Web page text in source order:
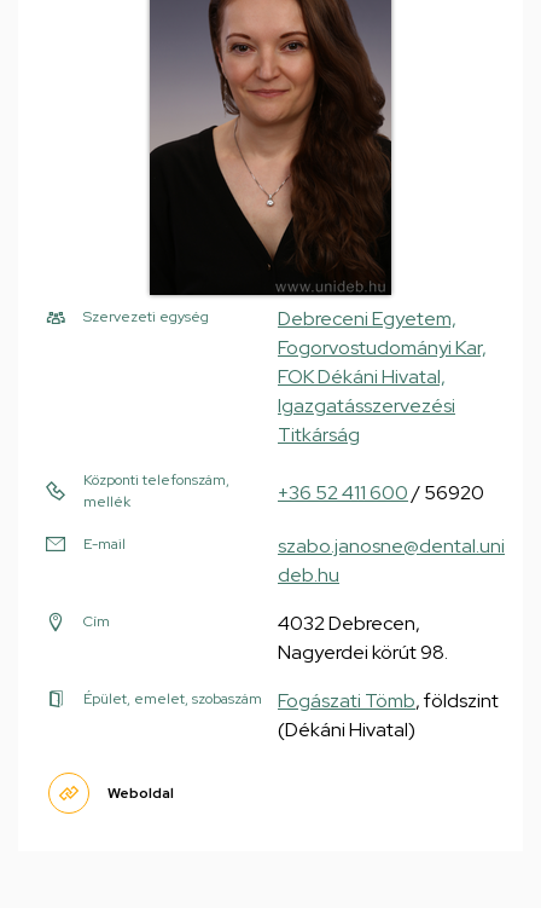
Szervezeti egység
Debreceni Egyetem,
Fogorvostudományi Kar,
FOK Dékáni Hivatal,
Igazgatásszervezési
Titkárság
Központi telefonszám,
mellék
+36 52 411 600/ 56920
E-mail
szabo.janosne@dental.uni
deb.hu
Cím
4032 Debrecen,
Nagyerdei körút 98.
Épület, emelet, szobaszám Fogászati Tömb, földszint
(Dékáni Hivatal)
Weboldal